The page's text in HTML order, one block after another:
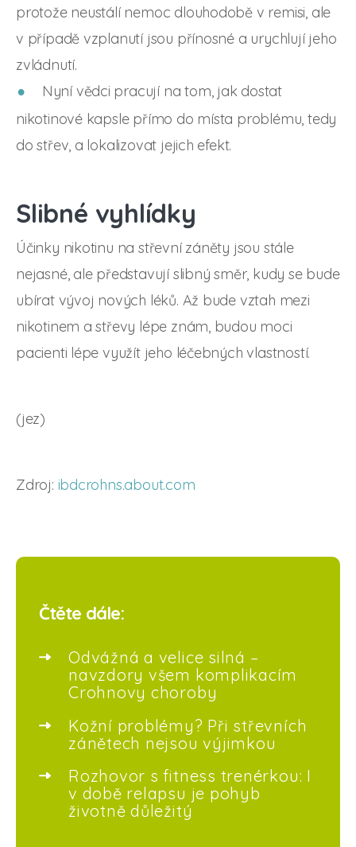
Čtěte dále:
Odvážná a velice silná –
navzdory všem komplikacím
Crohnovy choroby
Kožní problémy? Při střevních
zánětech nejsou výjimkou
Rozhovor s fitness trenérkou: I
v době relapsu je pohyb
životně důležitý
protože neustálí nemoc dlouhodobě v remisi, ale
v případě vzplanutí jsou přínosné a urychlují jeho
zvládnutí.
Nyní vědci pracují na tom, jak dostat
nikotinové kapsle přímo do místa problému, tedy
do střev, a lokalizovat jejich efekt.
Slibné vyhlídky
Účinky nikotinu na střevní záněty jsou stále
nejasné, ale představují slibný směr, kudy se bude
ubírat vývoj nových léků. Až bude vztah mezi
nikotinem a střevy lépe znám, budou moci
pacienti lépe využít jeho léčebných vlastností.
(jez)
Zdroj: ibdcrohns.about.com